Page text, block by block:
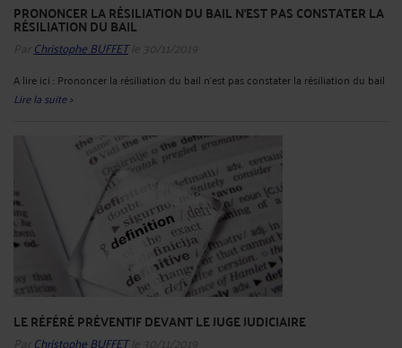
PRONONCER LA RÉSILIATION DU BAIL N'EST PAS CONSTATER LA
RÉSILIATION DU BAIL
Par Christophe BUFFETle 30/11/2019
A lire ici : Prononcer la résiliation du bail n'est pas constater la résiliation du bail
Lire la suite >
LE RÉFÉRÉ PRÉVENTIF DEVANT LE JUGE JUDICIAIRE
Par Christophe BUFFETle 30/11/2019